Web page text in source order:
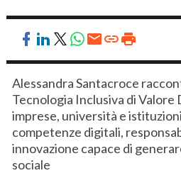
Alessandra Santacroce
Tecnologia Inclusiva di Valore
imprese, università e
competenze digitali,
innovazione capace di
sociale